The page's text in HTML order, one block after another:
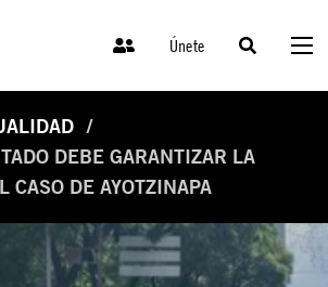
Únete
DEBE GARANTIZAR LA
CASO DE AYOTZINAPA